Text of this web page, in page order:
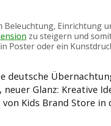
Beleuchtung, Einrichtung
zu steigern und
Poster oder ein
deutsche
neuer Glanz: Kreative
von Kids Brand Store